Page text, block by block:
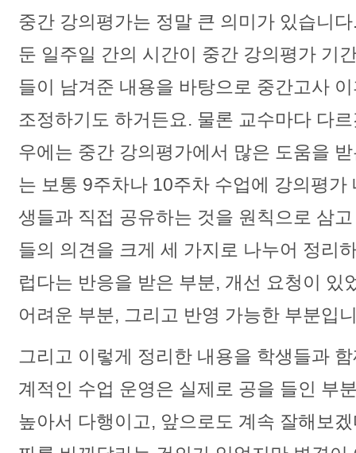
중간 강의평가는 정말 큰 의미가 있습니
둔 일주일 간의 시간이 중간 강의평가 기
들이 남겨준 내용을 바탕으로 중간고사
조정하기도 하거든요. 물론 교수마다 다
우에는 중간 강의평가에서 많은 도움을
는 보통 9주차나 10주차 수업에 강의평가
생들과 직접 공유하는 것을 원칙으로 삼
들의 의견을 크게 세 가지로 나누어 정리
럽다는 반응을 받은 부분, 개선 요청이 있
어려운 부분, 그리고 반영 가능한 부분입
그리고 이렇게 정리한 내용을 학생들과
계적인 수업 운영은 실제로 공을 들인 부
높아서 다행이고, 앞으로도 계속 잘해보